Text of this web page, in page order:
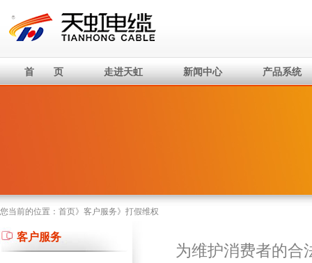
首 页 走进天虹 新闻中心 产品系统
您当前的位置： 首页》 客户服务》 打假维权
客户服务
为维护消费者的合